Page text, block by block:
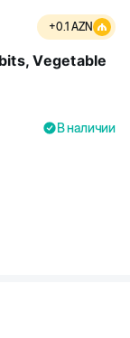
+0.1 AZN
Vegetable
В наличии